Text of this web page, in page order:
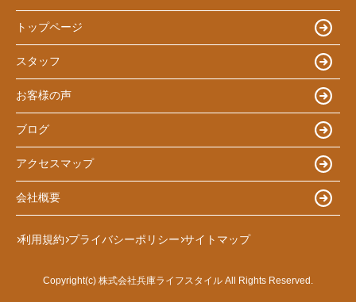
トップページ
スタッフ
お客様の声
ブログ
アクセスマップ
会社概要
利用規約 プライバシーポリシー サイトマップ
Copyright(c) 株式会社兵庫ライフスタイル All Rights Reserved.